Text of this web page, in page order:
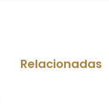
Relacionadas